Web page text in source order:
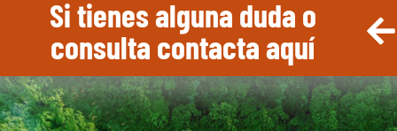
Si tienes alguna duda o
consulta contacta aquí